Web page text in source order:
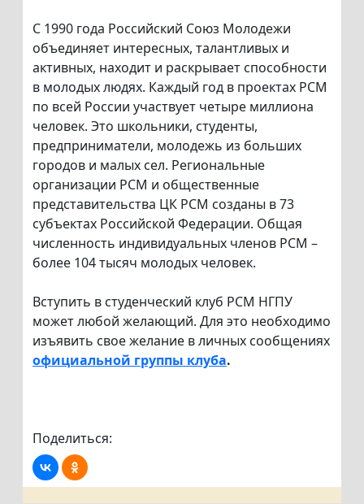
С 1990 года Российский Союз Молодежи
объединяет интересных, талантливых и
активных, находит и раскрывает способности
в молодых людях. Каждый год в проектах РСМ
по всей России участвует четыре миллиона
человек. Это школьники, студенты,
предприниматели, молодежь из больших
городов и малых сел. Региональные
организации РСМ и общественные
представительства ЦК РСМ созданы в 73
субъектах Российской Федерации. Общая
численность индивидуальных членов РСМ –
более 104 тысяч молодых человек.
Вступить в студенческий клуб РСМ НГПУ
может любой желающий. Для это необходимо
изъявить свое желание в личных сообщениях
официальной группы клуба.
Поделиться: